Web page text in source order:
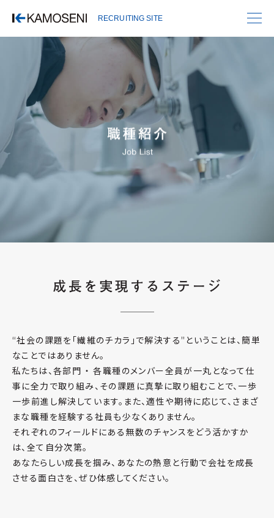
RECRUITING SITE
“社会の課題を「繊維のチカラ」で解決する”ということは、簡単
なことではありません。
私たちは、各部門 ・ 各職種のメンバー全員が一丸となって仕
事に全力で取り組み、 その課題に真摯に取り組むことで、一歩
一歩前進し解決しています。また、適性や期待に応じて、 さまざ
まな職種を経験する社員も少なくありません。
それぞれのフィールドにある無数のチャンスをどう活かすか
は、全て自分次第。
あなたらしい成長を掴み、あなたの熱意と行動で会社を成長
させる面白さを、ぜひ体感してください。